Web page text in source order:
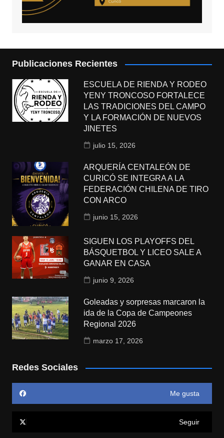
Publicaciones Recientes
ESCUELA DE RIENDA Y RODEO
YENY TRONCOSO FORTALECE
LAS TRADICIONES DEL CAMPO
Y LA FORMACIÓN DE NUEVOS
JINETES
julio 15, 2026
ARQUERÍA CENTALEÓN DE
CURICÓ SE INTEGRA A LA
FEDERACIÓN CHILENA DE TIRO
CON ARCO
junio 15, 2026
SIGUEN LOS PLAYOFFS DEL
BÁSQUETBOL Y LICEO SALE A
GANAR EN CASA
junio 9, 2026
Goleadas y sorpresas marcaron la
ida de la Copa de Campeones
Regional 2026
marzo 17, 2026
Redes Sociales
Me gusta
Seguir